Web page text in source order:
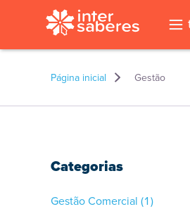
Página inicial Gestão
Categorias
Gestão Comercial (1)